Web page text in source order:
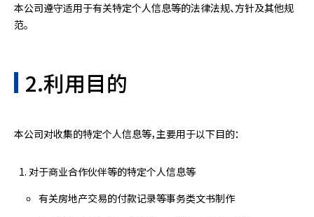
本公司遵守适用于有关特定个人信息等的法律法规、方针及其他规
范。
2.利用目的
本公司对收集的特定个人信息等，主要用于以下目的：
对于商业合作伙伴等的特定个人信息等
有关房地产交易的付款记录等事务类文书制作